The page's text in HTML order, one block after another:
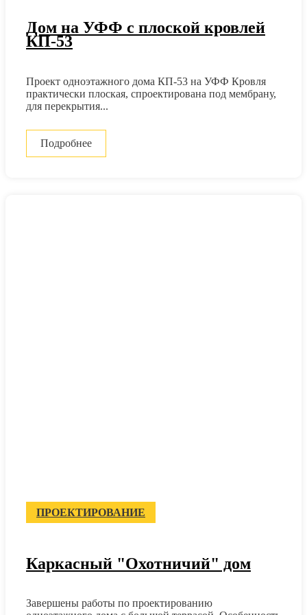
Дом на УФФ с плоской кровлей
КП-53
Проект одноэтажного дома КП-53 на УФФ Кровля
практически плоская, спроектирована под мембрану,
для перекрытия...
Подробнее
ПРОЕКТИРОВАНИЕ
Каркасный "Охотничий" дом
Завершены работы по проектированию